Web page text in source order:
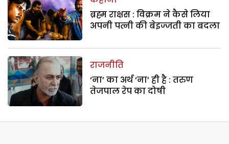
ब्रह्म राक्षस : विक्रम ने कैसे लिया
अपनी पत्नी की बेइज्जती का बदला
राजनीति
‘ना’ का अर्थ ‘ना’ ही है : तरुण
तेजपाल रेप का दोषी